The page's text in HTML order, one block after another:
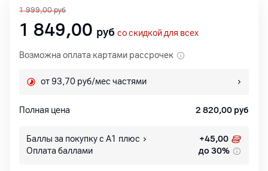
1 999,00 руб
1 849,00 руб со скидкой для всех
Возможна оплата картами рассрочек
от 93,70 руб/мес частями
Полная цена 2 820,00 руб
Баллы за покупку с А1 плюс +45,00
Оплата баллами
до 30%